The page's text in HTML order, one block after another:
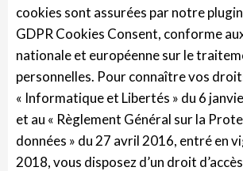
cookies sont assurées par notre
GDPR Cookies Consent, conforme
nationale et européenne sur le
personnelles. Pour connaître vos
« Informatique et Libertés » du 6
et au « Règlement Général sur la
données » du 27 avril 2016, entré en
2018, vous disposez d’un droit